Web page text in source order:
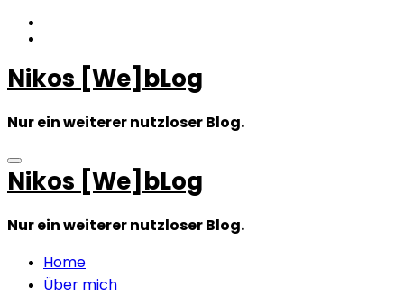
Zum
Inhalt
Nikos [We]bLog
Nur ein weiterer nutzloser Blog.
Nikos [We]bLog
Nur ein weiterer nutzloser Blog.
Home
Über mich